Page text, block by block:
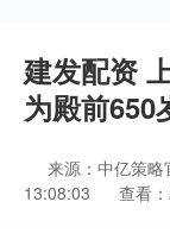
建发配资
为殿前650
来源：中亿策略
13:08:03
查看